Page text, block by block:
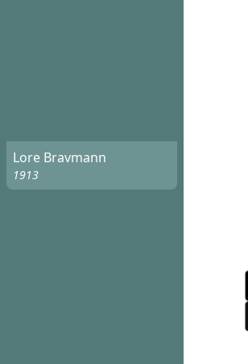
Lore Bravmann
1913